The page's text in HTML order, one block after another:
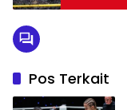
Pos Terkait